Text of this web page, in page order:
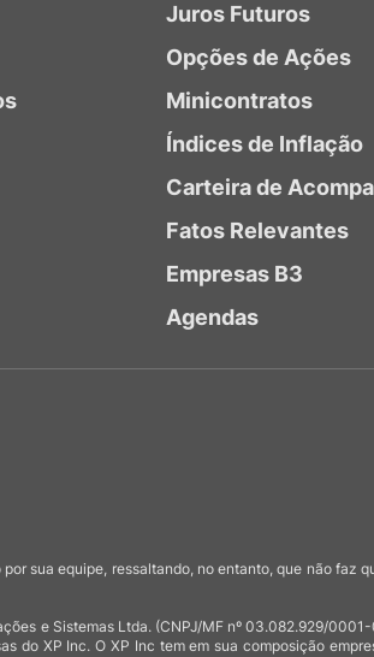
Juros Futuros
Opções de Ações
Minicontratos
Índices de Inflação
Carteira de
Fatos Relevantes
Empresas B3
Agendas
sua equipe, ressaltando, no entanto, que não faz
e Sistemas Ltda. (CNPJ/MF nº 03.082.929/
do XP Inc. O XP Inc tem em sua composição